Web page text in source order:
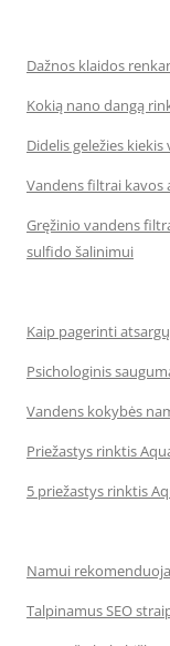
Dažnos klaidos
Kokią nano dangą
Didelis geležies
Vandens filtrai kavos
Gręžinio vandens
sulfido šalinimui
Kaip pagerinti
Psichologinis
Vandens kokybės
Priežastys rinktis
5 priežastys rinktis
Namui
Talpinamus SEO